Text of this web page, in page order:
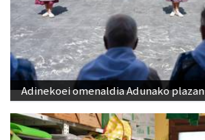
Adinekoei omenaldia Adunako plazan